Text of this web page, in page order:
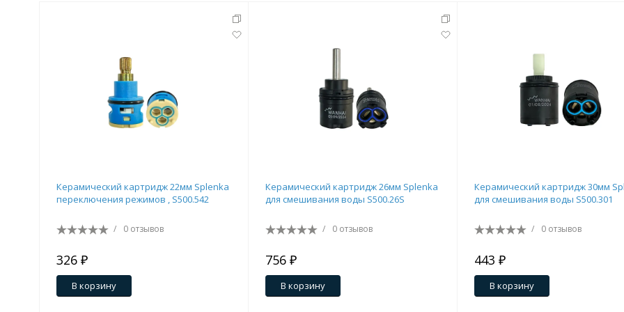
Керамический картридж 22мм Splenka
переключения режимов , S500.542
/ 0 отзывов
326 ₽
В корзину
Керамический картридж 26мм Splenka
для смешивания воды S500.26S
/ 0 отзывов
756 ₽
В корзину
Керамический картридж 30мм
для смешивания воды S500.301
/ 0 отзывов
443 ₽
В корзину